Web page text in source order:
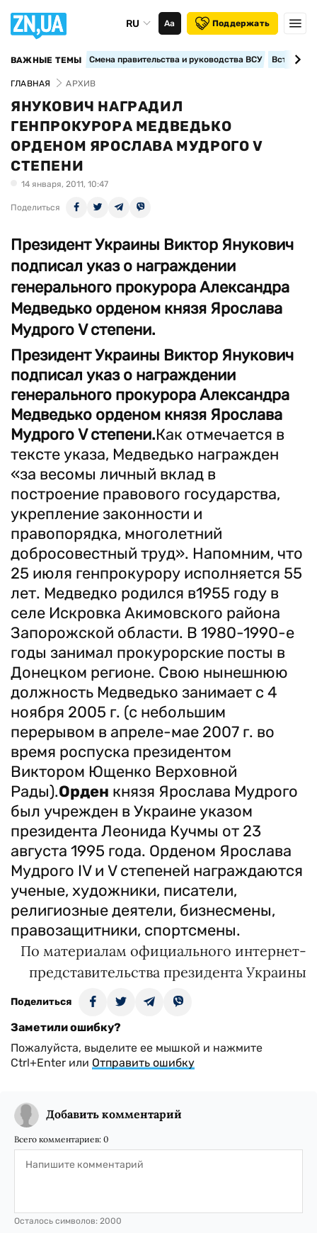
RU Аа Поддержать
ВАЖНЫЕ ТЕМЫ Смена правительства и руководства ВСУ
ГЛАВНАЯ АРХИВ
ЯНУКОВИЧ НАГРАДИЛ
ГЕНПРОКУРОРА МЕДВЕДЬКО
ОРДЕНОМ ЯРОСЛАВА МУДРОГО V
СТЕПЕНИ
14 января, 2011, 10:47
Поделиться
Президент Украины Виктор Янукович
подписал указ о награждении
генерального прокурора Александра
Медведько орденом князя Ярослава
Мудрого V степени.
Президент Украины Виктор Янукович
подписал указ о награждении
генерального прокурора Александра
Медведько орденом князя Ярослава
Мудрого V степени.Как отмечается в
тексте указа, Медведько награжден
«за весомы личный вклад в
построение правового государства,
укрепление законности и
правопорядка, многолетний
добросовестный труд». Напомним, что
25 июля генпрокурору исполняется 55
лет. Медведко родился в1955 году в
селе Искровка Акимовского района
Запорожской области. В 1980-1990-е
годы занимал прокурорские посты в
Донецком регионе. Свою нынешнюю
должность Медведько занимает с 4
ноября 2005 г. (с небольшим
перерывом в апреле-мае 2007 г. во
время роспуска президентом
Виктором Ющенко Верховной
Рады).Орден князя Ярослава Мудрого
был учрежден в Украине указом
президента Леонида Кучмы от 23
августа 1995 года. Орденом Ярослава
Мудрого IV и V степеней награждаются
ученые, художники, писатели,
религиозные деятели, бизнесмены,
правозащитники, спортсмены.
По материалам официального интернет-
представительства президента Украины
Поделиться
Заметили ошибку?
Пожалуйста, выделите ее мышкой и нажмите
Ctrl+Enter или Отправить ошибку
Добавить комментарий
Всего комментариев: 0
Осталось символов: 2000